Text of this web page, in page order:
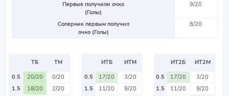
Первые получили очко
(Голы)
9/20
Соперник первым получил
очко (Голы)
8/20
ТБ
ТМ
0.5
20/20
0/20
1.5
18/20
2/20
ИТБ
ИТМ
0.5
17/20
3/20
1.5
11/20
9/20
ИТ2Б
ИТ2М
0.5
17/20
3/20
1.5
11/20
9/20